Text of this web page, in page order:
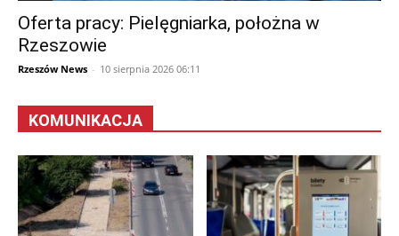
Oferta pracy: Pielęgniarka, położna w
Rzeszowie
Rzeszów News - 10 sierpnia 2026 06:11
KOMUNIKACJA